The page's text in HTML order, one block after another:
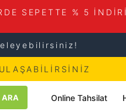
SEPETTE % 5
ARA Online Tahsilat